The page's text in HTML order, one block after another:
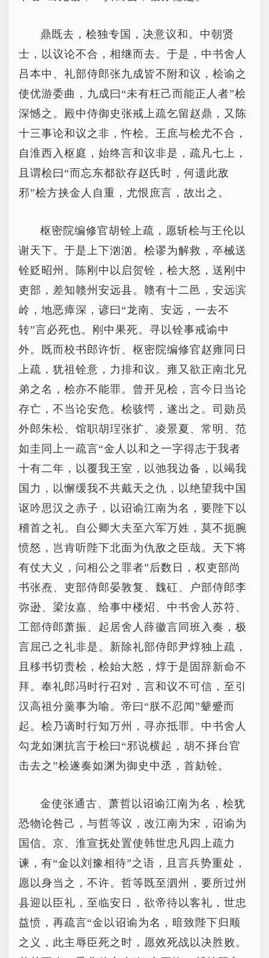
鼎既去，桧独专国，决意议和。中朝贤
士，以议论不合，相继而去。于是，中书舍人
吕本中、礼部侍郎张九成皆不附和议，桧谕之
使优游委曲，九成曰“未有枉己而能正人者”桧
深憾之。殿中侍御史张戒上疏乞留赵鼎，又陈
十三事论和议之非，忤桧。王庶与桧尤不合，
自淮西入枢庭，始终言和议非是，疏凡七上，
且谓桧曰“而忘东都欲存赵氏时，何遗此敌
邪”桧方挟金人自重，尤恨庶言，故出之。
枢密院编修官胡铨上疏，愿斩桧与王伦以
谢天下。于是上下汹汹。桧谬为解救，卒械送
铨贬昭州。陈刚中以启贺铨，桧大怒，送刚中
吏部，差知赣州安远县。赣有十二邑，安远滨
岭，地恶瘴深，谚曰“龙南、安远，一去不
转”言必死也。刚中果死。寻以铨事戒谕中
外。既而校书郎许忻、枢密院编修官赵雍同日
上疏，犹祖铨意，力排和议。雍又欲正南北兄
弟之名，桧亦不能罪。曾开见桧，言今日当论
存亡，不当论安危。桧骇愕，遂出之。司勋员
外郎朱松、馆职胡珵张扩、凌景夏、常明、范
如圭同上一疏言“金人以和之一字得志于我者
十有二年，以覆我王室，以弛我边备，以竭我
国力，以懈缓我不共戴天之仇，以绝望我中国
讴吟思汉之赤子，以诏谕江南为名，要陛下以
稽首之礼。自公卿大夫至六军万姓，莫不扼腕
愤怒，岂肯听陛下北面为仇敌之臣哉。天下将
有仗大义，问相公之罪者”后数日，权吏部尚
书张焘、吏部侍郎晏敦复、魏矼、户部侍郎李
弥逊、梁汝嘉、给事中楼炤、中书舍人苏符、
工部侍郎萧振、起居舍人薛徽言同班入奏，极
言屈己之礼非是。新除礼部侍郎尹焞独上疏，
且移书切责桧，桧始大怒，焞于是固辞新命不
拜。奉礼郎冯时行召对，言和议不可信，至引
汉高祖分羹事为喻。帝曰“朕不忍闻”颦蹙而
起。桧乃谪时行知万州，寻亦抵罪。中书舍人
勾龙如渊抗言于桧曰“邪说横起，胡不择台官
击去之”桧遂奏如渊为御史中丞，首劾铨。
金使张通古、萧哲以诏谕江南为名，桧犹
恐物论咎己，与哲等议，改江南为宋，诏谕为
国信。京、淮宣抚处置使韩世忠凡四上疏力
谏，有“金以刘豫相待”之语，且言兵势重处，
愿以身当之，不许。哲等既至泗州，要所过州
县迎以臣礼，至临安日，欲帝待以客礼，世忠
益愤，再疏言“金以诏谕为名，暗致陛下归顺
之义，此主辱臣死之时，愿效死战以决胜败。